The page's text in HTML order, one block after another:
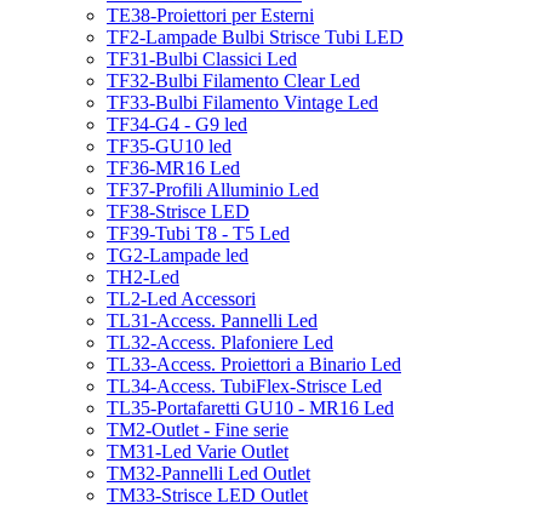
TE38-Proiettori per Esterni
TF2-Lampade Bulbi Strisce Tubi LED
TF31-Bulbi Classici Led
TF32-Bulbi Filamento Clear Led
TF33-Bulbi Filamento Vintage Led
TF34-G4 - G9 led
TF35-GU10 led
TF36-MR16 Led
TF37-Profili Alluminio Led
TF38-Strisce LED
TF39-Tubi T8 - T5 Led
TG2-Lampade led
TH2-Led
TL2-Led Accessori
TL31-Access. Pannelli Led
TL32-Access. Plafoniere Led
TL33-Access. Proiettori a Binario Led
TL34-Access. TubiFlex-Strisce Led
TL35-Portafaretti GU10 - MR16 Led
TM2-Outlet - Fine serie
TM31-Led Varie Outlet
TM32-Pannelli Led Outlet
TM33-Strisce LED Outlet